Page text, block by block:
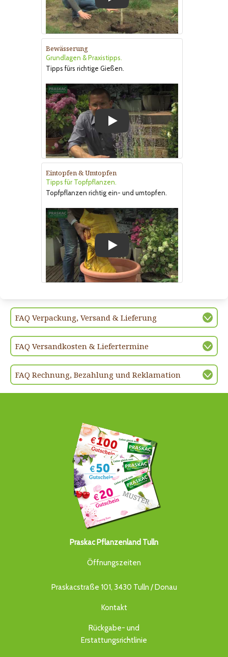
Bewässerung
Grundlagen & Praxistipps.
Tipps fürs richtige Gießen.
Eintopfen & Umtopfen
Tipps für Topfpflanzen.
Topfpflanzen richtig ein- und umtopfen.
FAQ Verpackung, Versand & Lieferung
FAQ Versandkosten & Liefertermine
FAQ Rechnung, Bezahlung und Reklamation
Praskac Pflanzenland Tulln
Öffnungszeiten
Praskacstraße 101, 3430 Tulln / Donau
Kontakt
Rückgabe- und
Erstattungsrichtlinie